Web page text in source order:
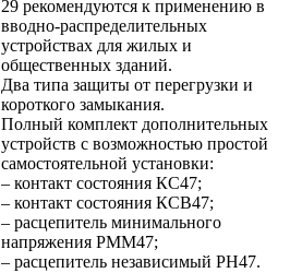
29 рекомендуются к применению в
вводно-распределительных
устройствах для жилых и
общественных зданий.
Два типа защиты от перегрузки и
короткого замыкания.
Полный комплект дополнительных
устройств с возможностью простой
самостоятельной установки:
– контакт состояния КС47;
– контакт состояния КСВ47;
– расцепитель минимального
напряжения РММ47;
– расцепитель независимый РН47.